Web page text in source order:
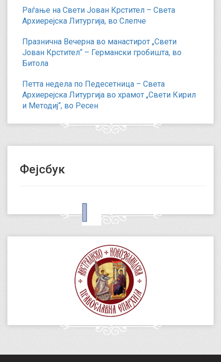
Раѓање на Свети Јован Крстител – Света
Архиерејска Литургија, во Слепче
Празнична Вечерна во манастирот „Свети
Јован Крстител“ – Германски гробишта, во
Битола
Петта недела по Педесетница – Света
Архиерејска Литургија во храмот „Свети Кирил
и Методиј“, во Ресен
Фејсбук